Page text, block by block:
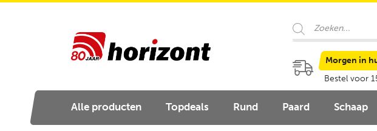
Producten
zoeken
Morgen in
Bestel voor
Alle producten Topdeals Rund Paard Schaap